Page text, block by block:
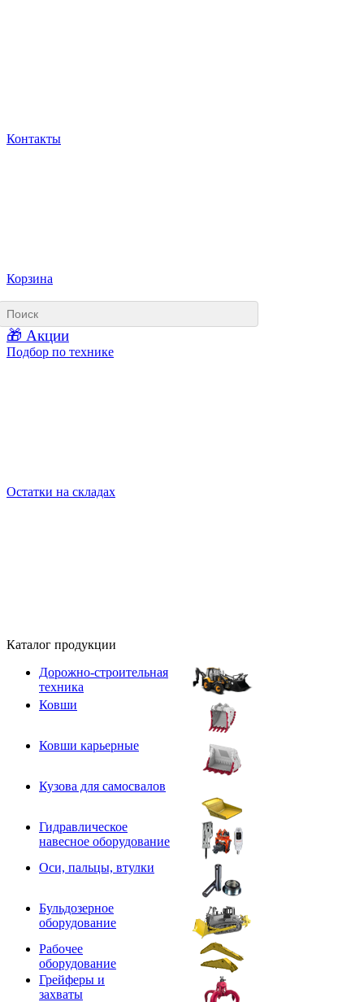
Контакты
Корзина
🎁 Акции
Подбор по технике
Остатки на складах
Каталог продукции
Дорожно-строительная
техника
Ковши
Ковши карьерные
Кузова для самосвалов
Гидравлическое
навесное оборудование
Оси, пальцы, втулки
Бульдозерное
оборудование
Рабочее
оборудование
Грейферы и
захваты